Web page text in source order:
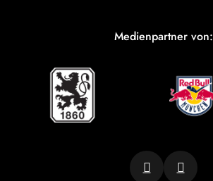
Medienpartner von: